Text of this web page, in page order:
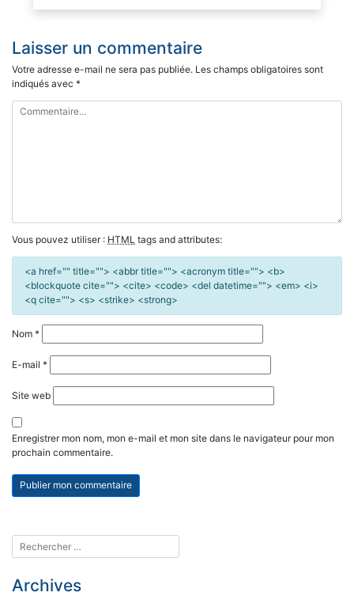
Laisser un commentaire
Votre adresse e-mail ne sera pas publiée. Les champs obligatoires sont
indiqués avec *
Vous pouvez utiliser : HTML tags and attributes:
<a href="" title=""> <abbr title=""> <acronym title=""> <b>
<blockquote cite=""> <cite> <code> <del datetime=""> <em> <i>
<q cite=""> <s> <strike> <strong>
Nom *
E-mail *
Site web
Enregistrer mon nom, mon e-mail et mon site dans le navigateur pour mon
prochain commentaire.
Archives